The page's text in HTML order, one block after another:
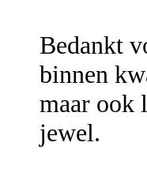
Bedankt
binnen
maar ook
jewel.